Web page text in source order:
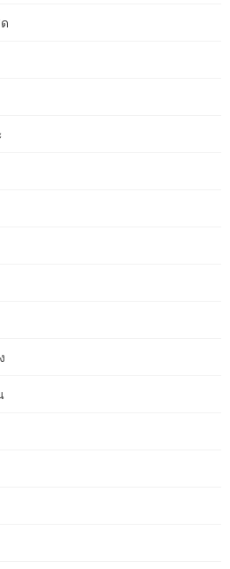
Website SEO Advice
the stunning South Coast of
fostering strong community ties. It
to connect with […]
Aged Care Service
Event Organisers in the
Coast Crikey, it’s a beautiful day
The wind’s just right, carrying that
and the sun’s glinting off the […]
for Travel Bloggers in
and Albany’s dramatic